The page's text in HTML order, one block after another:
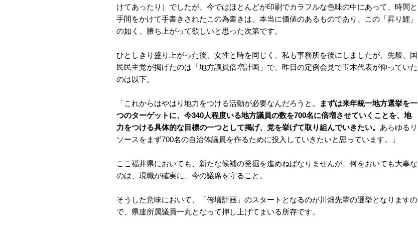
けてあったり）でしたが、今ではほとんどが印刷でカラフルな色味の中にあって、時間と
手間をかけて手書きされたこの為書きは、本当に価値のあるものであり、この「昇り鯉」
の如く、勝ち上がって欲しいと思った次第です。
ひとしきり盛り上がった後、女性と時を同じく、私も事務所を後にしましたが、先般、国
民民主党が掲げたのは「地方議員倍増計画」で、昨日の定例会見で玉木代表が仰っていた
のは以下。
「これからはやはり地力をつける活動が必要なんだろうと。
まずは来年統一地方選挙を一
つのターゲットに、今340人程度いる地方議員の数を700名に倍増させていくことを、地
力をつける具体的な目標の一つとして掲げ、党を挙げて取り組んでいきたい。 あらゆるリ
ソースをまず700名の自治体議員を作るために投入していきたいと思っています。」
ここ福井県においても、新たな候補の発掘を進めねばなりませんが、何をおいても大事な
のは、現職が確実に、今の議席を守ること。
そうした意味において、「倍増計画」のスタートとなるのが川畑先輩の選挙となりますの
で、県連所属議員一丸となって押し上げてまいる所存です。